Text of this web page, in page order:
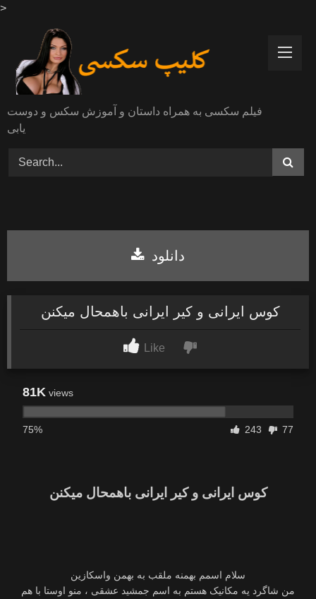
>
content
فیلم سکسی به همراه داستان و آموزش سکس و دوست
یابی
دانلود
کوس ایرانی و کیر ایرانی باهمحال میکنن
Like
81K views
75% 243 77
کوس ایرانی و کیر ایرانی باهمحال میکنن
سلام اسمم بهمنه ملقب به بهمن واسکازین
من شاگرد یه مکانیک هستم به اسم جمشید عشقی ، منو اوستا با هم